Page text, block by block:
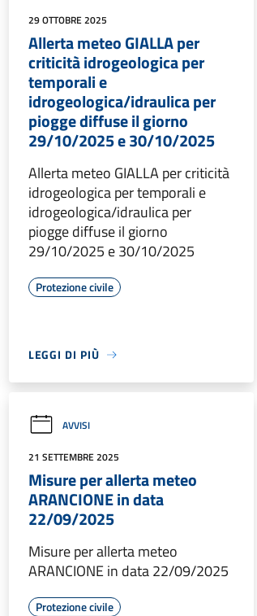
29 OTTOBRE 2025
Allerta meteo GIALLA per
criticità idrogeologica per
temporali e
idrogeologica/idraulica per
piogge diffuse il giorno
29/10/2025 e 30/10/2025
Allerta meteo GIALLA per criticità
idrogeologica per temporali e
idrogeologica/idraulica per
piogge diffuse il giorno
29/10/2025 e 30/10/2025
Protezione civile
LEGGI DI PIÙ
AVVISI
21 SETTEMBRE 2025
Misure per allerta meteo
ARANCIONE in data
22/09/2025
Misure per allerta meteo
ARANCIONE in data 22/09/2025
Protezione civile